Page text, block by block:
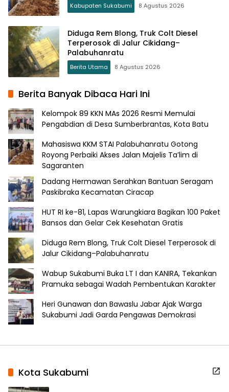
Kabupaten Sukabumi 8 Agustus 2026
Diduga Rem Blong, Truk Colt Diesel
Terperosok di Jalur Cikidang–
Palabuhanratu
Berita Utama 8 Agustus 2026
Berita Banyak Dibaca Hari Ini
Kelompok 89 KKN MAs 2026 Resmi Memulai
Pengabdian di Desa Sumberbrantas, Kota Batu
Mahasiswa KKM STAI Palabuhanratu Gotong
Royong Perbaiki Akses Jalan Majelis Ta’lim di
Sagaranten
Dadang Hermawan Serahkan Bantuan Seragam
Paskibraka Kecamatan Ciracap
HUT RI ke-81, Lapas Warungkiara Bagikan 100 Paket
Bansos dan Gelar Cek Kesehatan Gratis
Diduga Rem Blong, Truk Colt Diesel Terperosok di
Jalur Cikidang–Palabuhanratu
Wabup Sukabumi Buka LT I dan KANIRA, Tekankan
Pramuka sebagai Wadah Pembentukan Karakter
Heri Gunawan dan Bawaslu Jabar Ajak Warga
Sukabumi Jadi Garda Pengawas Demokrasi
Kota Sukabumi